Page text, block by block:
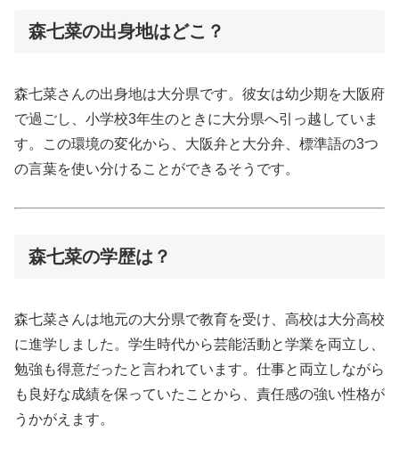
森七菜の出身地はどこ？
森七菜さんの出身地は大分県です。彼女は幼少期を大阪府
で過ごし、小学校3年生のときに大分県へ引っ越していま
す。この環境の変化から、大阪弁と大分弁、標準語の3つ
の言葉を使い分けることができるそうです。
森七菜の学歴は？
森七菜さんは地元の大分県で教育を受け、高校は大分高校
に進学しました。学生時代から芸能活動と学業を両立し、
勉強も得意だったと言われています。仕事と両立しながら
も良好な成績を保っていたことから、責任感の強い性格が
うかがえます。